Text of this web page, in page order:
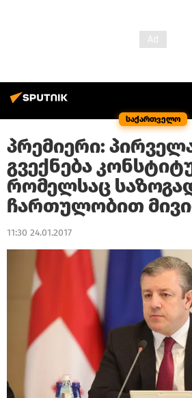
საქართველო
პრემიერი:
გვექნება
რომელსაც
ჩართულობით
11:30 24.01.2017